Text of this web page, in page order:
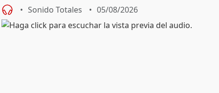
Sonido Totales 05/08/2026